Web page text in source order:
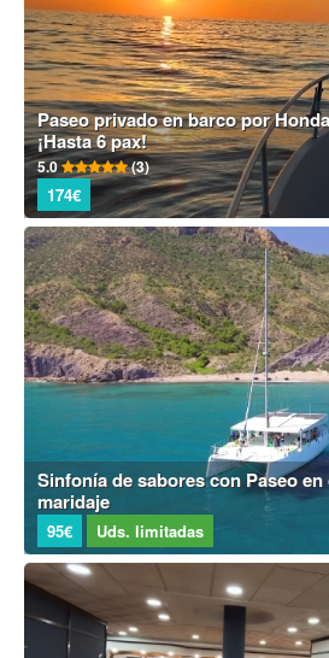
Paseo privado en barco por
¡Hasta 6 pax!
5.0 (3)
174€
Sinfonía de sabores con Paseo
maridaje
95€ Uds. limitadas